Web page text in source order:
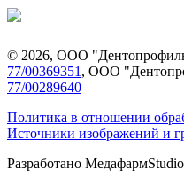
© 2026, ООО
77/00369351 , ООО
77/00289640
Политика в отношении
Источники изображений и
Разработано МедафармStudio